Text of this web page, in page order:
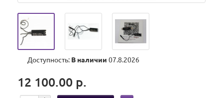
Доступность: В наличии 07.8.2026
12 100.00 р.